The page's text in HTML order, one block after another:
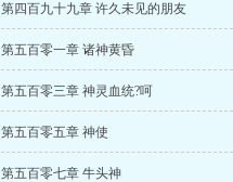
第四百九十九章 许久未见的朋友
第五百零一章 诸神黄昏
第五百零三章 神灵血统?呵
第五百零五章 神使
第五百零七章 牛头神